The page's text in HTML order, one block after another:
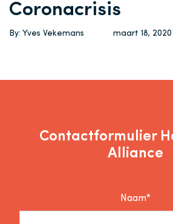
Coronacrisis
By: Yves Vekemans maart 18, 2020
Contactformulier
Alliance
Naam*